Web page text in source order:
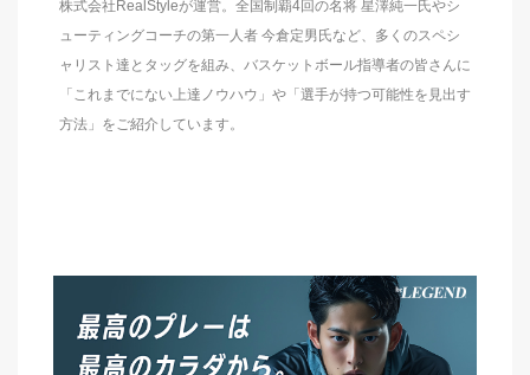
株式会社RealStyleが運営。全国制覇4回の名将 星澤純一氏やシ
ューティングコーチの第一人者 今倉定男氏など、多くのスペシ
ャリスト達とタッグを組み、バスケットボール指導者の皆さんに
「これまでにない上達ノウハウ」や「選手が持つ可能性を見出す
方法」をご紹介しています。